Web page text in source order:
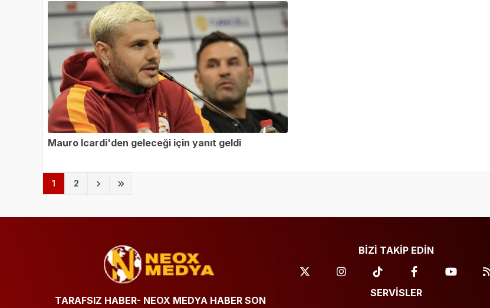
Mauro Icardi'den geleceği için yanıt geldi
1 (current)
2
TARAFSIZ HABER- NEOX MEDYA HABER SON
BİZİ TAKİP EDİN
SERVİSLER